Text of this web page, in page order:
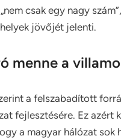
csak egy nagy
jövőjét jelenti.
menne a
a felszabadított
fejlesztésére. Ez azért
a magyar hálózat sok